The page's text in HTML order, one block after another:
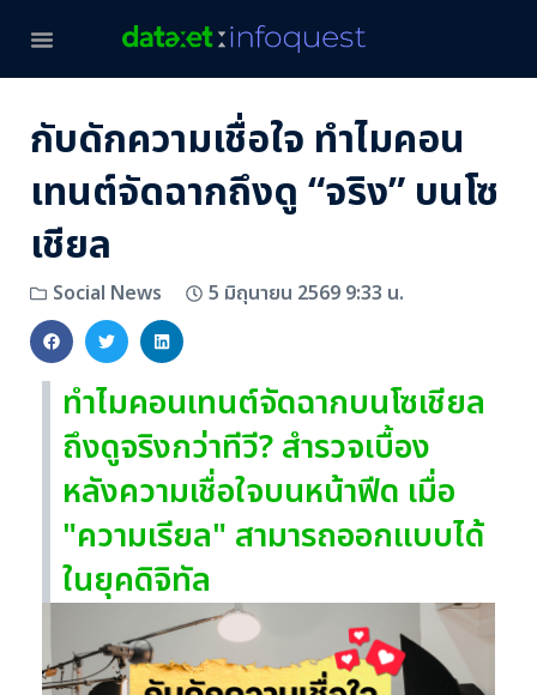
กับดักความเชื่อใจ ทำไมคอน
เทนต์จัดฉากถึงดู “จริง” บนโซ
เชียล
Social News 5 มิถุนายน 2569 9:33 น.
ทำไมคอนเทนต์จัดฉากบนโซเชียล
ถึงดูจริงกว่าทีวี? สำรวจเบื้อง
หลังความเชื่อใจบนหน้าฟีด เมื่อ
"ความเรียล" สามารถออกแบบได้
ในยุคดิจิทัล